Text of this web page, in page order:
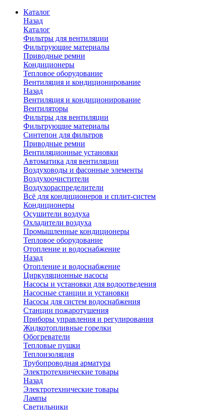
Каталог
Назад
Каталог
Фильтры для вентиляции
Фильтрующие материалы
Приводные ремни
Кондиционеры
Тепловое оборудование
Вентиляция и кондиционирование
Назад
Вентиляция и кондиционирование
Вентиляторы
Фильтры для вентиляции
Фильтрующие материалы
Синтепон для фильтров
Приводные ремни
Вентиляционные установки
Автоматика для вентиляции
Воздуховоды и фасонные элементы
Воздухоочистители
Воздухораспределители
Всё для кондиционеров и сплит-систем
Кондиционеры
Осушители воздуха
Охладители воздуха
Промышленные кондиционеры
Тепловое оборудование
Отопление и водоснабжение
Назад
Отопление и водоснабжение
Циркуляционные насосы
Насосы и установки для водоотведения
Насосные станции и установки
Насосы для систем водоснабжения
Станции пожаротушения
Приборы управления и регулирования
Жидкотопливные горелки
Обогреватели
Тепловые пушки
Теплоизоляция
Трубопроводная арматура
Электротехнические товары
Назад
Электротехнические товары
Лампы
Светильники